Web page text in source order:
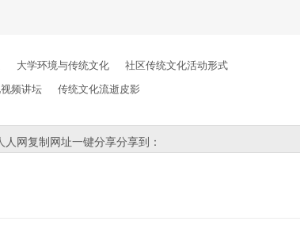
大学环境与传统文化
社区传统文化活动形式
频讲坛 传统文化流逝皮影
人网复制网址一键分享分享到：